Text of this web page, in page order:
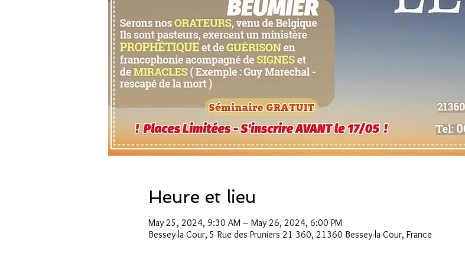
Heure et lieu
May 25, 2024, 9:30 AM – May 26, 2024, 6:00 PM
Bessey-la-Cour, 5 Rue des Pruniers 21 360, 21360 Bessey-la-Cour, France